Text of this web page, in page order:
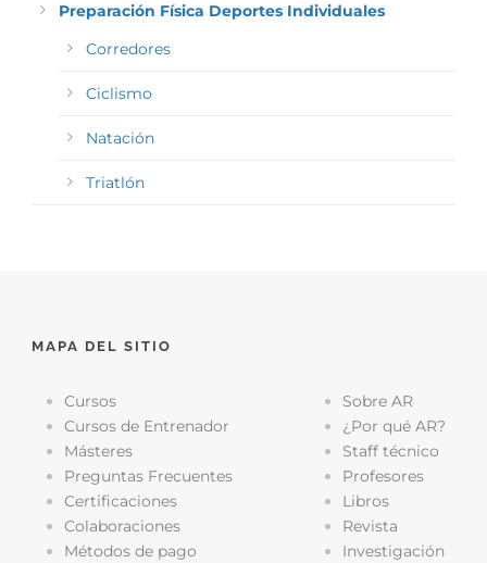
Preparación Física Deportes Individuales
Corredores
Ciclismo
Natación
Triatlón
MAPA DEL SITIO
Cursos
Cursos de Entrenador
Másteres
Preguntas Frecuentes
Certificaciones
Colaboraciones
Métodos de pago
Sobre AR
¿Por qué AR?
Staff técnico
Profesores
Libros
Revista
Investigación